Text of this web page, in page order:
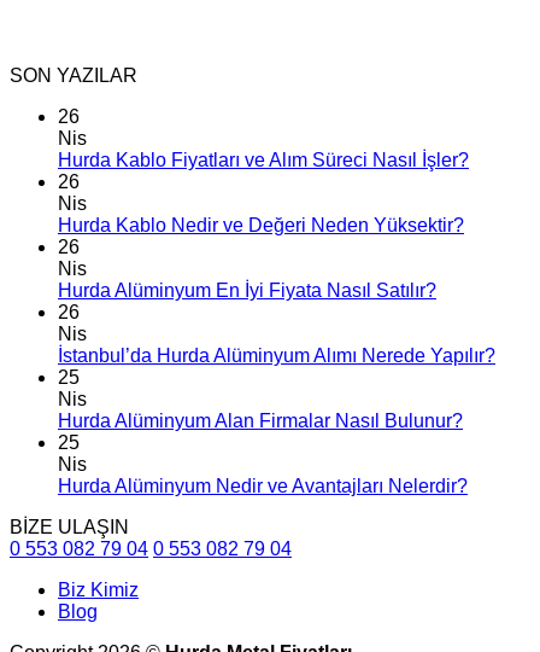
SON YAZILAR
26
Nis
Hurda Kablo Fiyatları ve Alım Süreci Nasıl İşler?
26
Nis
Hurda Kablo Nedir ve Değeri Neden Yüksektir?
26
Nis
Hurda Alüminyum En İyi Fiyata Nasıl Satılır?
26
Nis
İstanbul’da Hurda Alüminyum Alımı Nerede Yapılır?
25
Nis
Hurda Alüminyum Alan Firmalar Nasıl Bulunur?
25
Nis
Hurda Alüminyum Nedir ve Avantajları Nelerdir?
BİZE ULAŞIN
0 553 082 79 04 0 553 082 79 04
Biz Kimiz
Blog